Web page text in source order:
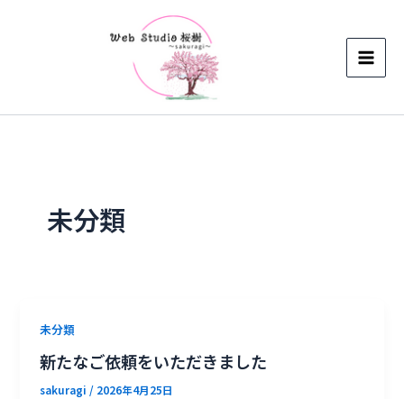
ッ
未分類
未分類
新たなご依頼をいただきました
sakuragi / 2026年4月25日